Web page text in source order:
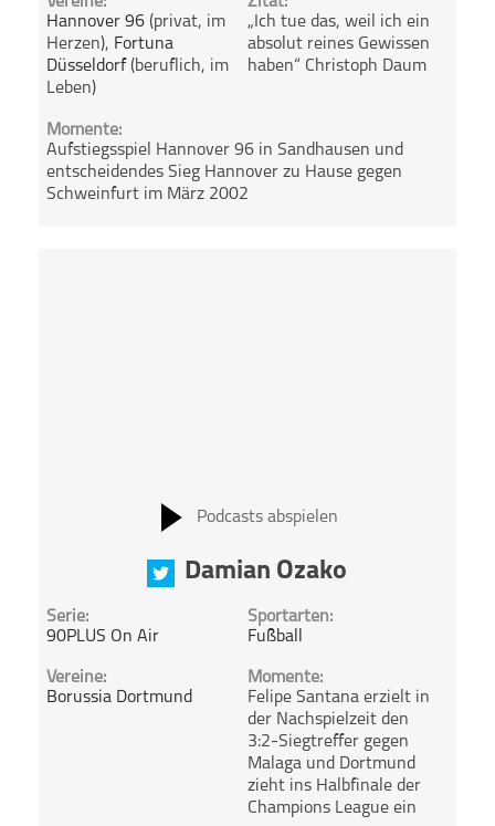
Hannover 96 (privat, im
Herzen), Fortuna
Düsseldorf (beruflich, im
Leben)
„Ich tue das, weil ich ein
absolut reines Gewissen
haben“ Christoph Daum
Momente:
Aufstiegsspiel Hannover 96 in Sandhausen und
entscheidendes Sieg Hannover zu Hause gegen
Schweinfurt im März 2002
Podcasts abspielen
Damian Ozako
Serie:
90PLUS On Air
Sportarten:
Fußball
Vereine:
Borussia Dortmund
Momente:
Felipe Santana erzielt in
der Nachspielzeit den
3:2-Siegtreffer gegen
Malaga und Dortmund
zieht ins Halbfinale der
Champions League ein